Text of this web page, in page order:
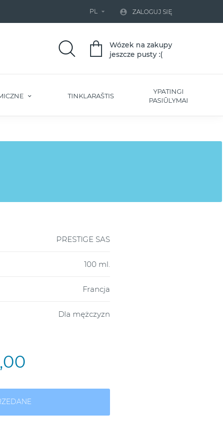
PL   ZALOGUJ SIĘ
Wózek na zakupy
jeszcze pusty :(
TINKLARAŠTIS
YPATINGI
PASIŪLYMAI
PRESTIGE SAS
100 ml.
Francja
Dla mężczyzn